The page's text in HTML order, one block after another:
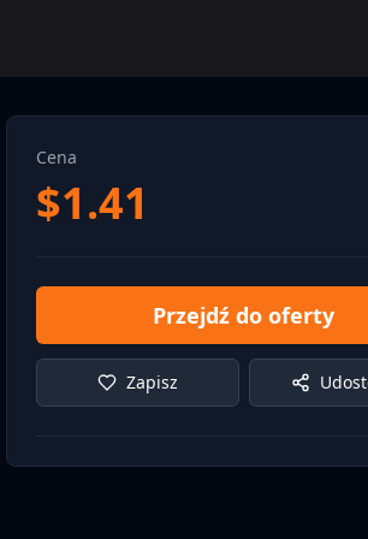
Cena
$1.41
Przejdź do oferty
Zapisz